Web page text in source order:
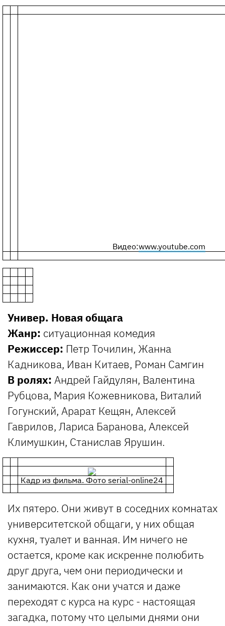
Видео:www.youtube.com
Универ. Новая общага
Жанр: ситуационная комедия
Режиссер: Петр Точилин, Жанна
Кадникова, Иван Китаев, Роман Самгин
В ролях: Андрей Гайдулян, Валентина
Рубцова, Мария Кожевникова, Виталий
Гогунский, Арарат Кещян, Алексей
Гаврилов, Лариса Баранова, Алексей
Климушкин, Станислав Ярушин.
Кадр из фильма. Фото serial-online24
Их пятеро. Они живут в соседних комнатах
университетской общаги, у них общая
кухня, туалет и ванная. Им ничего не
остается, кроме как искренне полюбить
друг друга, чем они периодически и
занимаются. Как они учатся и даже
переходят с курса на курс - настоящая
загадка, потому что целыми днями они